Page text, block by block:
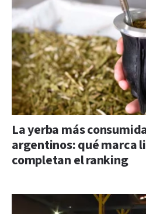
La yerba más
argentinos: qué marca
completan el ranking